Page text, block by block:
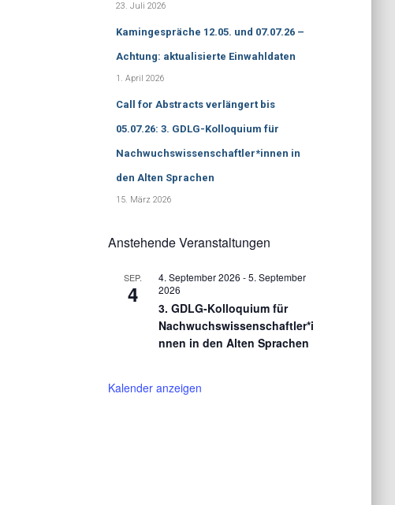
23. Juli 2026
Kamingespräche 12.05. und 07.07.26 –
Achtung: aktualisierte Einwahldaten
1. April 2026
Call for Abstracts verlängert bis
05.07.26: 3. GDLG-Kolloquium für
Nachwuchswissenschaftler*innen in
den Alten Sprachen
15. März 2026
Anstehende Veranstaltungen
SEP.
4
4. September 2026 -5. September
2026
3. GDLG-Kolloquium für
Nachwuchswissenschaftler*i
nnen in den Alten Sprachen
Kalender anzeigen